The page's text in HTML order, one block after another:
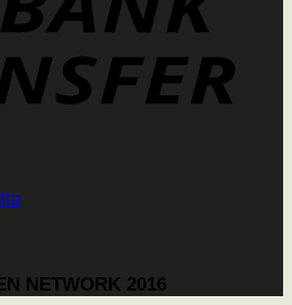
NETWORK 2016